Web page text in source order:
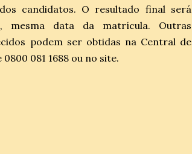
candidatos. O resultado final será
data da matrícula. Outras
podem ser obtidas na Central de
081 1688 ou no site.